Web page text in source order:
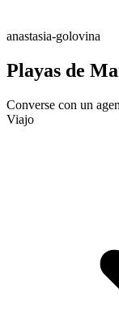
anastasia-golovina
Playas de
Converse con un
Viajo